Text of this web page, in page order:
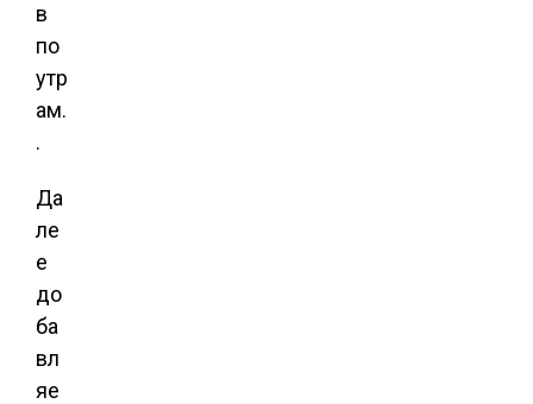
в
по
утр
ам.
.
Да
ле
е
до
ба
вл
яе